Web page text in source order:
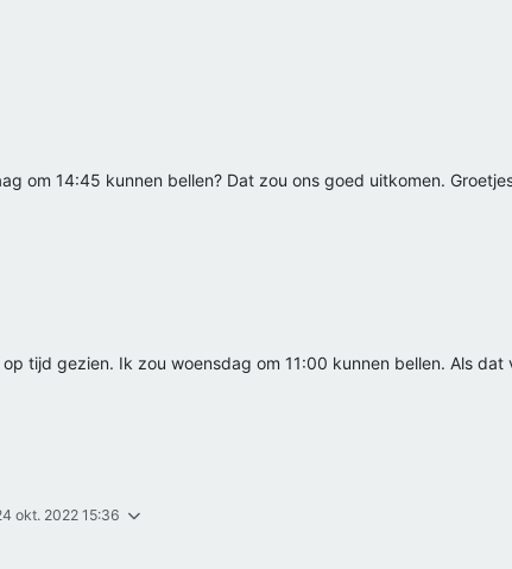
om 14:45 kunnen bellen? Dat zou ons goed uitkomen.
tijd gezien. Ik zou woensdag om 11:00 kunnen bellen. Als
okt. 2022 15:36